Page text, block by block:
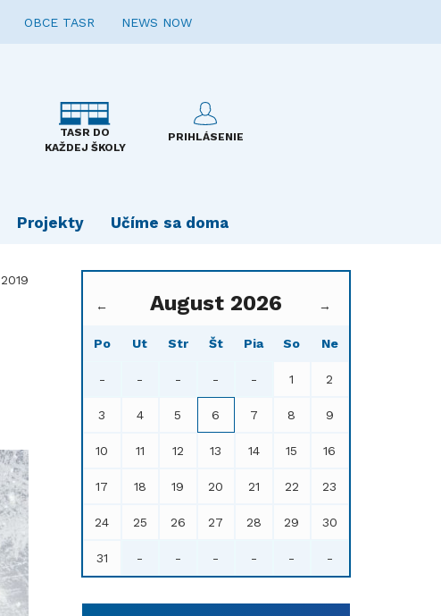
OBCE TASR NEWS NOW
TASR DO
KAŽDEJ ŠKOLY
PRIHLÁSENIE
Projekty Učíme sa doma
← August 2026 →
Po Ut Str Št Pia So Ne
- - - - - 1 2
3 4 5 6 7 8 9
10 11 12 13 14 15 16
17 18 19 20 21 22 23
24 25 26 27 28 29 30
31 - - - - - -